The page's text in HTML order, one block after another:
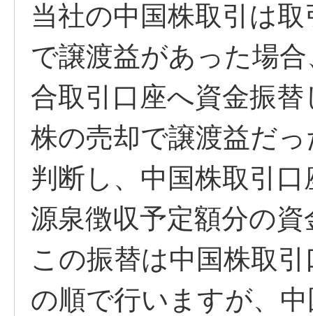
当社の中国株取引は
で譲渡益があった場
合取引口座へ資金振
株の売却で譲渡益だ
判断し、中国株取引
源泉徴収予定額分の
この振替は中国株取
の順で行いますが、